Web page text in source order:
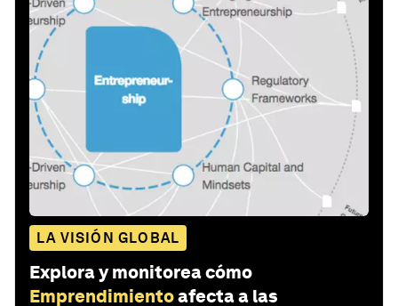
LA VISIÓN GLOBAL
Explora y monitorea cómo
Emprendimientoafecta a las